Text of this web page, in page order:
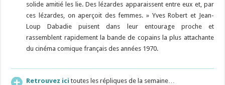
solide amitié les lie. Des lézardes apparaissent entre eux et, par
ces lézardes, on aperçoit des femmes. » Yves Robert et Jean-
Loup Dabadie puisent dans leur entourage proche et
rassemblent rapidement la bande de copains la plus attachante
du cinéma comique français des années 1970.
Retrouvez ici toutes les répliques de la semaine…